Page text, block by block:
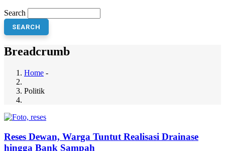
Search
Breadcrumb
Home -
Politik
Reses Dewan, Warga Tuntut Realisasi Drainase
hingga Bank Sampah